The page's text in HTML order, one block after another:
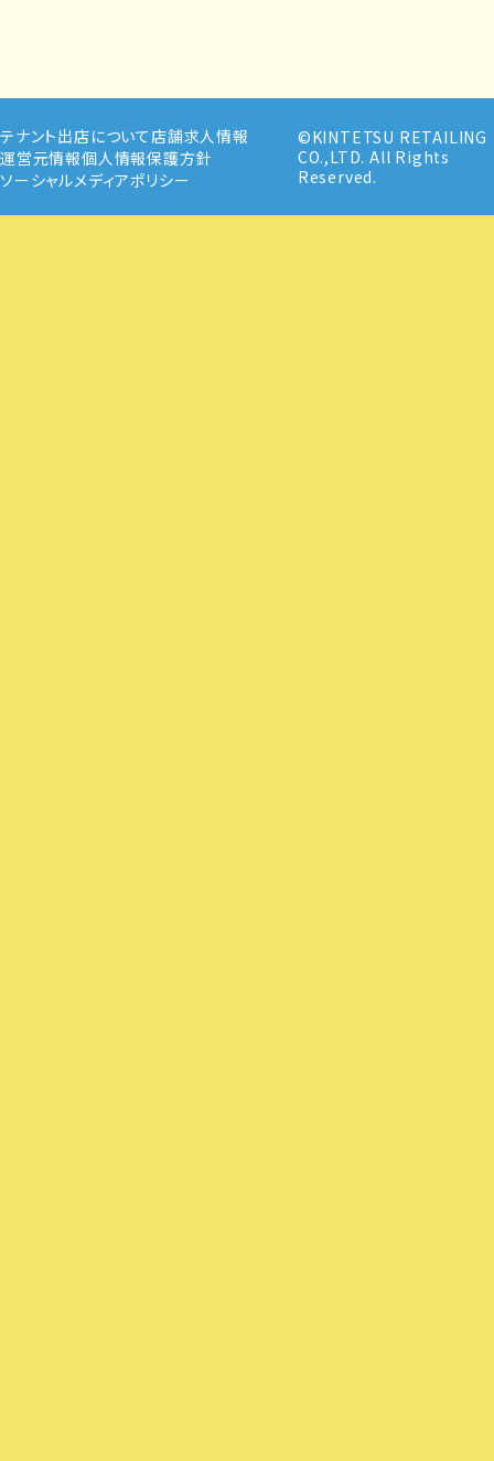
テナント出店について店舗求人情報
運営元情報個人情報保護方針
ソーシャルメディアポリシー
©KINTETSU RETAILING
CO.,LTD. All Rights
Reserved.